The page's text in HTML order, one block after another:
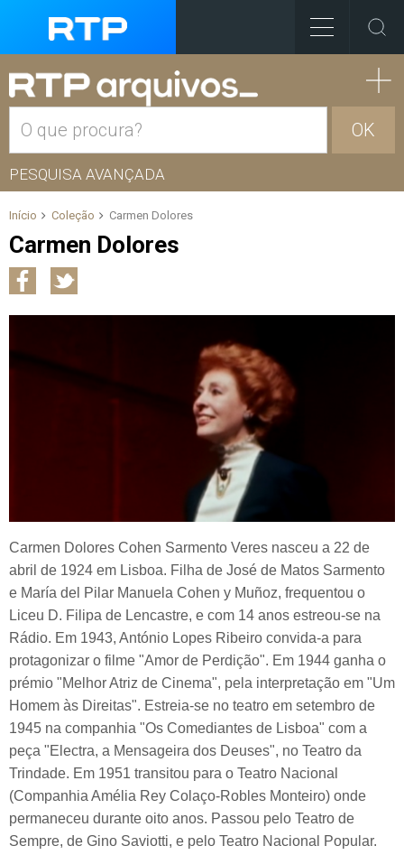
OK
PESQUISA AVANÇADA
Início Coleção Carmen Dolores
Carmen Dolores
Carmen Dolores Cohen Sarmento Veres nasceu a 22 de
abril de 1924 em Lisboa. Filha de José de Matos Sarmento
e María del Pilar Manuela Cohen y Muñoz, frequentou o
Liceu D. Filipa de Lencastre, e com 14 anos estreou-se na
Rádio. Em 1943, António Lopes Ribeiro convida-a para
protagonizar o filme "Amor de Perdição". Em 1944 ganha o
prémio "Melhor Atriz de Cinema", pela interpretação em "Um
Homem às Direitas". Estreia-se no teatro em setembro de
1945 na companhia "Os Comediantes de Lisboa" com a
peça "Electra, a Mensageira dos Deuses", no Teatro da
Trindade. Em 1951 transitou para o Teatro Nacional
(Companhia Amélia Rey Colaço-Robles Monteiro) onde
permaneceu durante oito anos. Passou pelo Teatro de
Sempre, de Gino Saviotti, e pelo Teatro Nacional Popular.